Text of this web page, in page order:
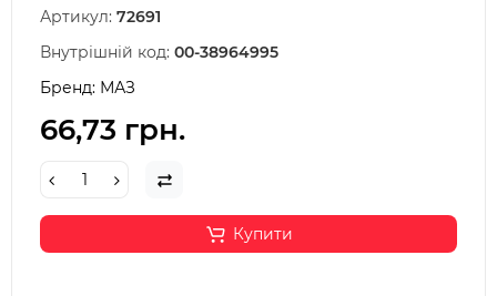
Артикул: 72691
Внутрішній код: 00-38964995
Бренд: МАЗ
66,73 грн.
Купити